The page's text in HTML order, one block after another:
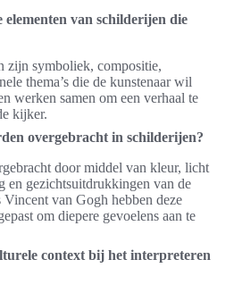
van schilderijen die
zijn symboliek, compositie,
thema’s die de kunstenaar wil
werken samen om een verhaal te
kijker.
overgebracht in schilderijen?
door middel van kleur, licht
en gezichtsuitdrukkingen van de
van Gogh hebben deze
om diepere gevoelens aan te
context bij het interpreteren